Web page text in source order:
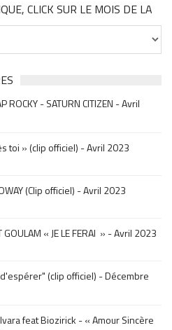
CLICK SUR LE MOIS DE LA
ROCKY - SATURN CITIZEN - Avril
toi » (clip officiel) - Avril 2023
(Clip officiel) - Avril 2023
GOULAM « JE LE FERAI » - Avril 2023
(clip officiel) - Décembre
feat Biozirick - « Amour Sincère